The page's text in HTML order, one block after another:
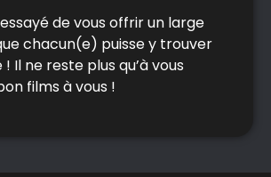
de vous offrir un large
chacun(e) puisse y trouver
Il ne reste plus qu’à vous
films à vous !